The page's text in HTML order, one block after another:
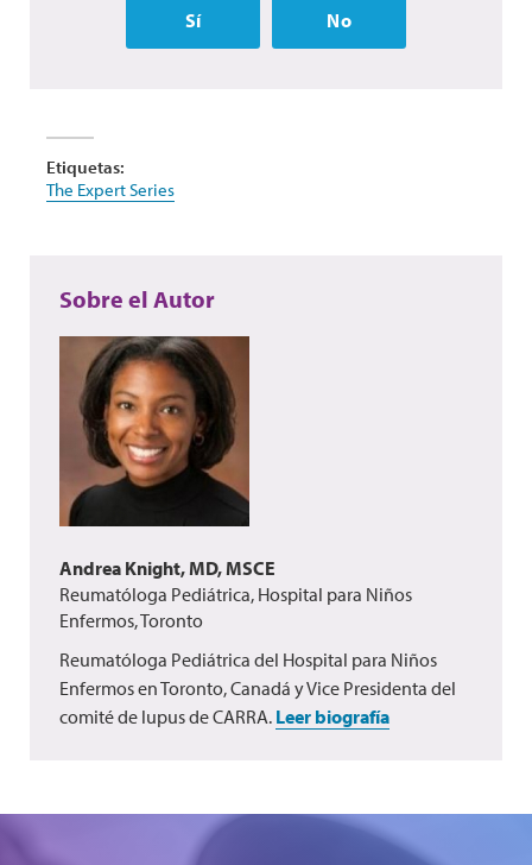
Sí No
Etiquetas:
The Expert Series
Sobre el Autor
Andrea Knight, MD, MSCE
Reumatóloga Pediátrica, Hospital para Niños
Enfermos, Toronto
Reumatóloga Pediátrica del Hospital para Niños
Enfermos en Toronto, Canadá y Vice Presidenta del
comité de lupus de CARRA. Leer biografía